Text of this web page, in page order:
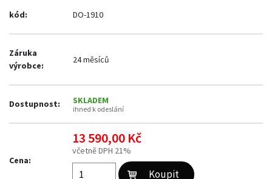
kód: DO-1910
Záruka
výrobce:
24 měsíců
Dostupnost: SKLADEM
ihned k odeslání
Cena:
13 590,00 Kč
včetně DPH 21%